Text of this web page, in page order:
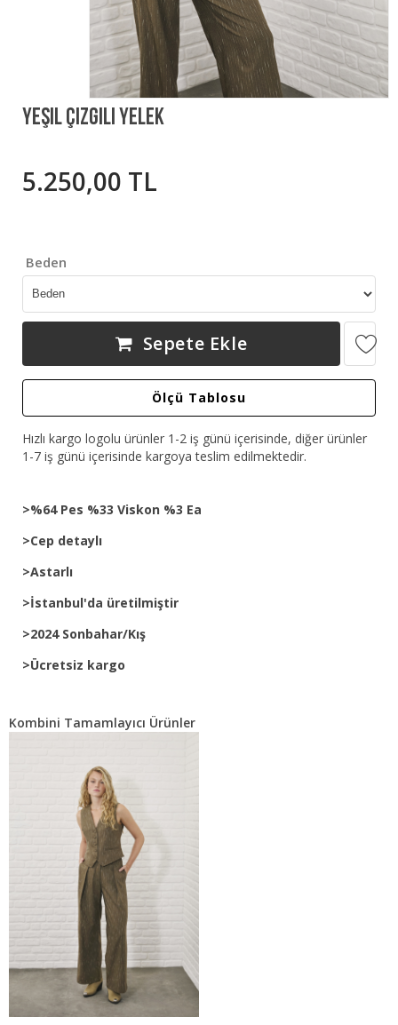
Yeşil Çizgili Yelek
5.250,00 TL
Beden
Sepete Ekle
Ölçü Tablosu
Hızlı kargo logolu ürünler 1-2 iş günü içerisinde, diğer ürünler
1-7 iş günü içerisinde kargoya teslim edilmektedir.
>%64 Pes %33 Viskon %3 Ea
>Cep detaylı
>Astarlı
>İstanbul'da üretilmiştir
>2024 Sonbahar/Kış
>Ücretsiz kargo
Kombini Tamamlayıcı Ürünler